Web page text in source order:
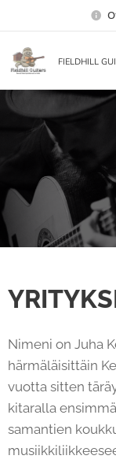
FIELDHILL
Nimeni on Juha
härmäläisittäin
vuotta sitten
kitaralla
samantien